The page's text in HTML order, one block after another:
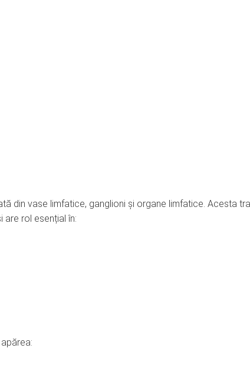
din vase limfatice, ganglioni și organe limfatice. Acesta
are rol esențial în: